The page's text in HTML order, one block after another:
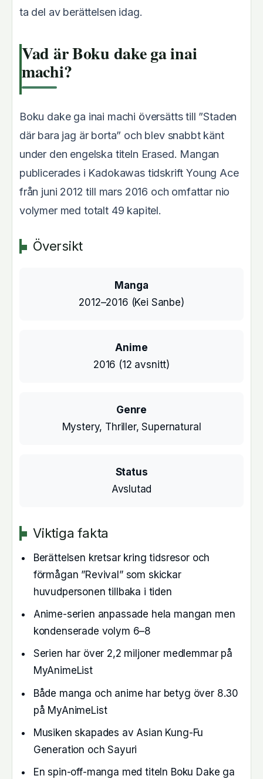
ta del av berättelsen idag.
Vad är Boku dake ga inai
machi?
Boku dake ga inai machi översätts till ”Staden
där bara jag är borta” och blev snabbt känt
under den engelska titeln Erased. Mangan
publicerades i Kadokawas tidskrift Young Ace
från juni 2012 till mars 2016 och omfattar nio
volymer med totalt 49 kapitel.
Översikt
Manga
2012–2016 (Kei Sanbe)
Anime
2016 (12 avsnitt)
Genre
Mystery, Thriller, Supernatural
Status
Avslutad
Viktiga fakta
Berättelsen kretsar kring tidsresor och
förmågan ”Revival” som skickar
huvudpersonen tillbaka i tiden
Anime-serien anpassade hela mangan men
kondenserade volym 6–8
Serien har över 2,2 miljoner medlemmar på
MyAnimeList
Både manga och anime har betyg över 8.30
på MyAnimeList
Musiken skapades av Asian Kung-Fu
Generation och Sayuri
En spin-off-manga med titeln Boku Dake ga